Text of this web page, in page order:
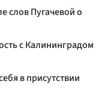
слов Пугачевой о
с Калининградом
в присутствии